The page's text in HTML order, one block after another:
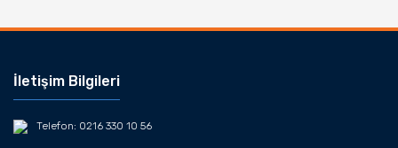
İletişim Bilgileri
Telefon: 0216 330 10 56